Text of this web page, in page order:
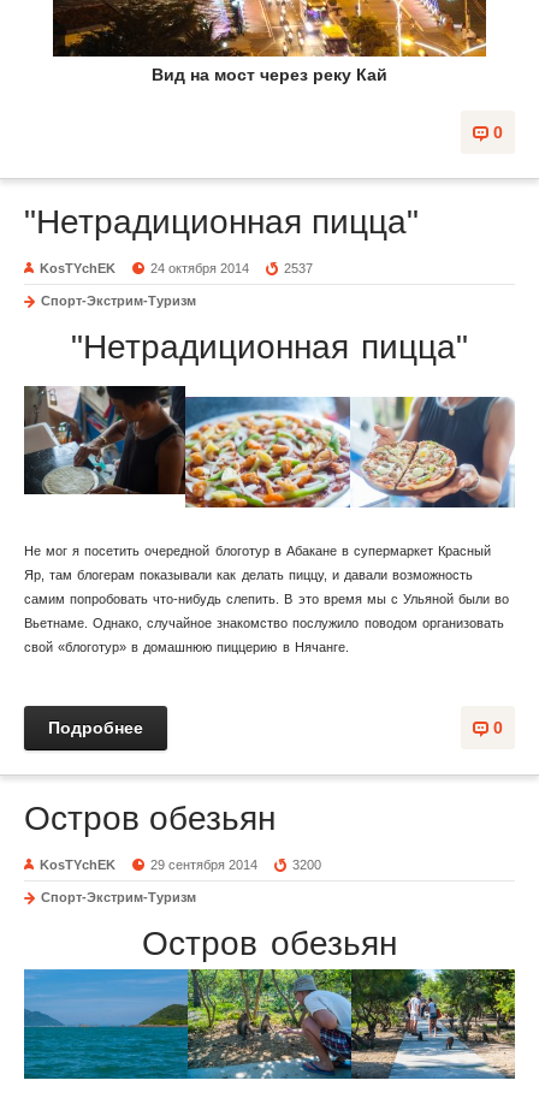
Вид на мост через реку Кай
0
"Нетрадиционная пицца"
KosTYchEK 24 октября 2014 2537
Спорт-Экстрим-Туризм
"Нетрадиционная пицца"
Не мог я посетить очередной блоготур в Абакане в супермаркет Красный
Яр, там блогерам показывали как делать пиццу, и давали возможность
самим попробовать что-нибудь слепить. В это время мы с Ульяной были во
Вьетнаме. Однако, случайное знакомство послужило поводом организовать
свой «блоготур» в домашнюю пиццерию в Нячанге.
0
Подробнее
Остров обезьян
KosTYchEK 29 сентября 2014 3200
Спорт-Экстрим-Туризм
Остров обезьян